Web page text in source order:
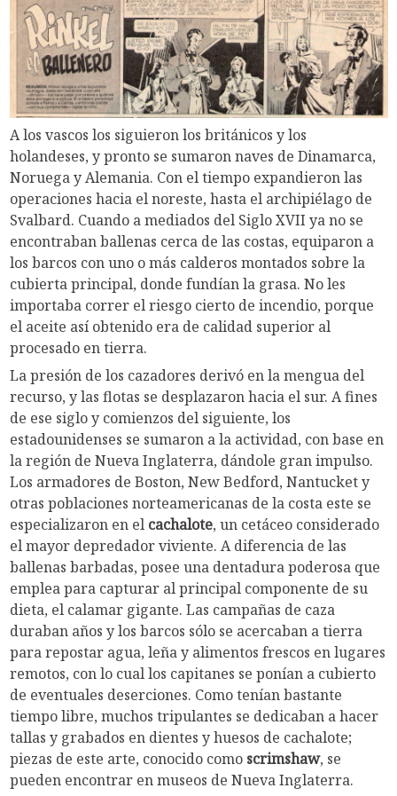
A los vascos los siguieron los británicos y los
holandeses, y pronto se sumaron naves de Dinamarca,
Noruega y Alemania. Con el tiempo expandieron las
operaciones hacia el noreste, hasta el archipiélago de
Svalbard. Cuando a mediados del Siglo XVII ya no se
encontraban ballenas cerca de las costas, equiparon a
los barcos con uno o más calderos montados sobre la
cubierta principal, donde fundían la grasa. No les
importaba correr el riesgo cierto de incendio, porque
el aceite así obtenido era de calidad superior al
procesado en tierra.
La presión de los cazadores derivó en la mengua del
recurso, y las flotas se desplazaron hacia el sur. A fines
de ese siglo y comienzos del siguiente, los
estadounidenses se sumaron a la actividad, con base en
la región de Nueva Inglaterra, dándole gran impulso.
Los armadores de Boston, New Bedford, Nantucket y
otras poblaciones norteamericanas de la costa este se
especializaron en el cachalote, un cetáceo considerado
el mayor depredador viviente. A diferencia de las
ballenas barbadas, posee una dentadura poderosa que
emplea para capturar al principal componente de su
dieta, el calamar gigante. Las campañas de caza
duraban años y los barcos sólo se acercaban a tierra
para repostar agua, leña y alimentos frescos en lugares
remotos, con lo cual los capitanes se ponían a cubierto
de eventuales deserciones. Como tenían bastante
tiempo libre, muchos tripulantes se dedicaban a hacer
tallas y grabados en dientes y huesos de cachalote;
piezas de este arte, conocido como scrimshaw, se
pueden encontrar en museos de Nueva Inglaterra.